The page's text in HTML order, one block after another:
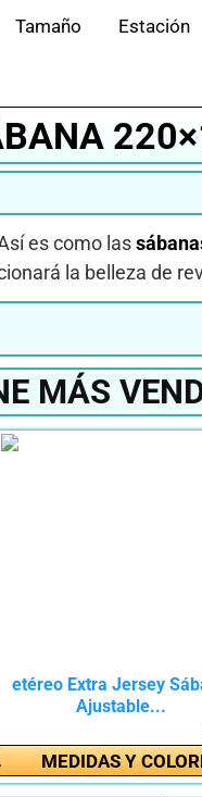
Tamaño Estación
es como las
la belleza de
MÁS
etéreo Extra Jersey
Ajustable...
MEDIDAS Y